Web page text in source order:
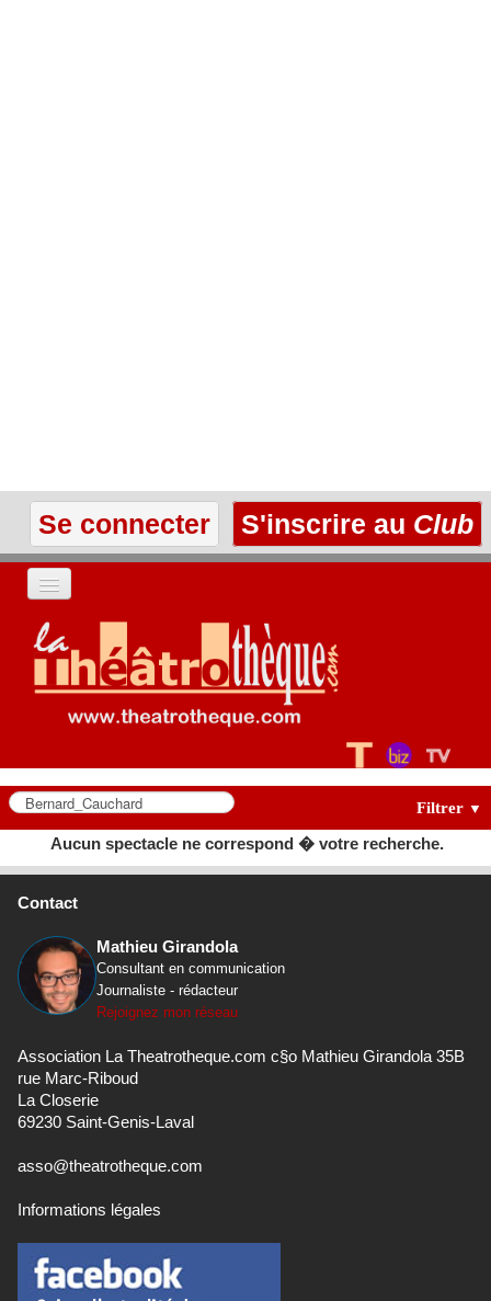
Se connecter S'inscrire au Club
ACCUEIL
LES TEXTES
LES ANNONCES
LE CLUB
Filtrer ▼
Aucun spectacle ne correspond � votre recherche.
Contact
Mathieu Girandola
Consultant en communication
Journaliste - rédacteur
Rejoignez mon réseau
Association La Theatrotheque.com c§o Mathieu Girandola 35B
rue Marc-Riboud
La Closerie
69230 Saint-Genis-Laval
asso@theatrotheque.com
Informations légales